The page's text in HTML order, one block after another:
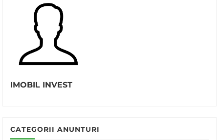
IMOBIL INVEST
CATEGORII ANUNTURI